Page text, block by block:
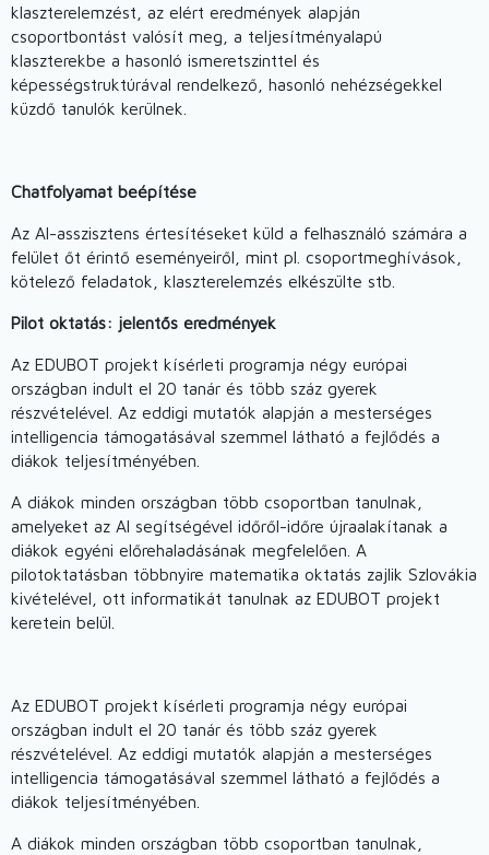
klaszterelemzést, az elért eredmények alapján
csoportbontást valósít meg, a teljesítményalapú
klaszterekbe a hasonló ismeretszinttel és
képességstruktúrával rendelkező, hasonló nehézségekkel
küzdő tanulók kerülnek.
Chatfolyamat beépítése
Az AI-asszisztens értesítéseket küld a felhasználó számára a
felület őt érintő eseményeiről, mint pl. csoportmeghívások,
kötelező feladatok, klaszterelemzés elkészülte stb.
Pilot oktatás: jelentős eredmények
Az EDUBOT projekt kísérleti programja négy európai
országban indult el 20 tanár és több száz gyerek
részvételével. Az eddigi mutatók alapján a mesterséges
intelligencia támogatásával szemmel látható a fejlődés a
diákok teljesítményében.
A diákok minden országban több csoportban tanulnak,
amelyeket az AI segítségével időről-időre újraalakítanak a
diákok egyéni előrehaladásának megfelelően. A
pilotoktatásban többnyire matematika oktatás zajlik Szlovákia
kivételével, ott informatikát tanulnak az EDUBOT projekt
keretein belül.
Az EDUBOT projekt kísérleti programja négy európai
országban indult el 20 tanár és több száz gyerek
részvételével. Az eddigi mutatók alapján a mesterséges
intelligencia támogatásával szemmel látható a fejlődés a
diákok teljesítményében.
A diákok minden országban több csoportban tanulnak,